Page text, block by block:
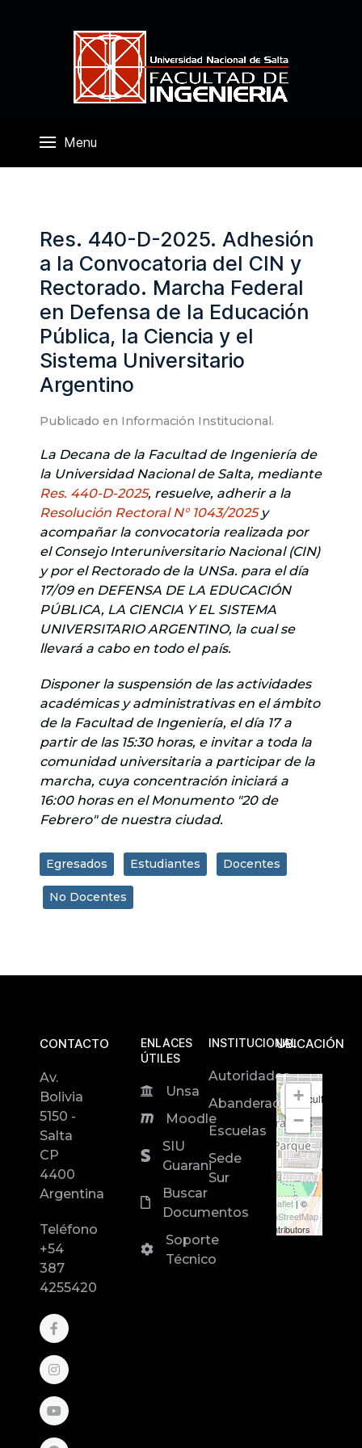
Menu
Res. 440-D-2025. Adhesión
a la Convocatoria del CIN y
Rectorado. Marcha Federal
en Defensa de la Educación
Pública, la Ciencia y el
Sistema Universitario
Argentino
Publicado en Información Institucional.
La Decana de la Facultad de Ingeniería de
la Universidad Nacional de Salta, mediante
Res. 440-D-2025, resuelve, adherir a la
Resolución Rectoral N° 1043/2025y
acompañar la convocatoria realizada por
el Consejo Interuniversitario Nacional (CIN)
y por el Rectorado de la UNSa. para el día
17/09 en DEFENSA DE LA EDUCACIÓN
PÚBLICA, LA CIENCIA Y EL SISTEMA
UNIVERSITARIO ARGENTINO, la cual se
llevará a cabo en todo el país.
Disponer la suspensión de las actividades
académicas y administrativas en el ámbito
de la Facultad de Ingeniería, el día 17 a
partir de las 15:30 horas, e invitar a toda la
comunidad universitaria a participar de la
marcha, cuya concentración iniciará a
16:00 horas en el Monumento "20 de
Febrero" de nuestra ciudad.
Egresados Estudiantes Docentes
No Docentes
CONTACTO
Av.
Bolivia
5150 -
Salta
CP
4400
Argentina
Teléfono
+54
387
4255420
ENLACES
ÚTILES
Unsa
Moodle
SIU
Guarani
Buscar
Documentos
Soporte
Técnico
INSTITUCIONAL
Autoridades
Abanderados
Escuelas
Sede
Sur
UBICACIÓN
Facultad de
+
−
Leaflet| ©
OpenStreetMap
contributors